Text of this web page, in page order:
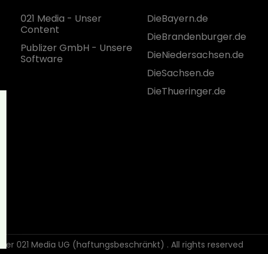
021 Media - Unser
Content
Publizer GmbH - Unsere
Software
DieBayern.de
DieBrandenburger.de
DieNiedersachsen.de
DieSachsen.de
DieThueringer.de
der 021 Media UG (haftungsbeschränkt) . All rights reserved